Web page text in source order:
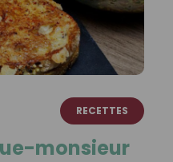
RECETTES
monsieur